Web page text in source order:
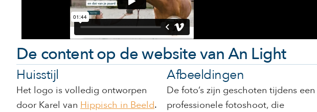
De content op de website van An Light
Huisstijl
Het logo is volledig ontworpen
door Karel van Hippisch in Beeld.
Afbeeldingen
De foto’s zijn geschoten tijdens een
professionele fotoshoot, die